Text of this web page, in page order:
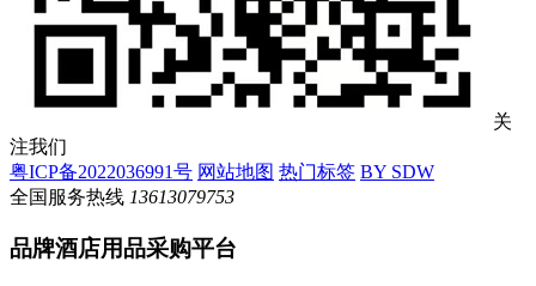
关
注我们
粤ICP备2022036991号 网站地图 热门标签 BY SDW
全国服务热线 13613079753
品牌酒店用品采购平台